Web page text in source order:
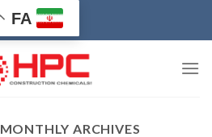
FA
MONTHLY ARCHIVES: